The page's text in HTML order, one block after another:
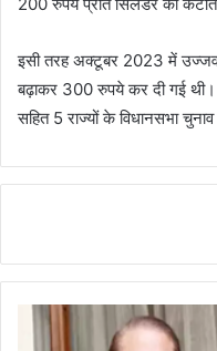
इसी तरह अक्टूबर 2023 में
बढ़ाकर 300 रुपये कर दी गई
सहित 5 राज्यों के विधानसभा